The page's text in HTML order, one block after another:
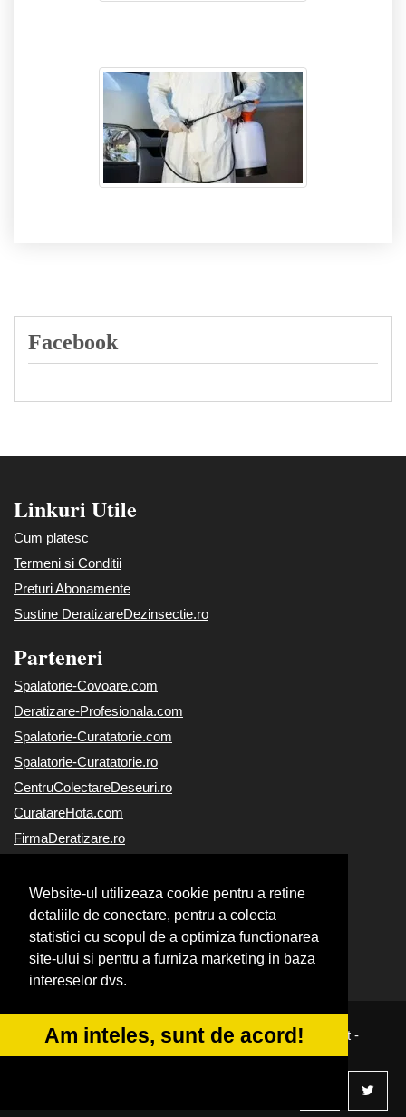
Website-ul utilizeaza cookie pentru a retine
detaliile de conectare, pentru a colecta
statistici cu scopul de a optimiza functionarea
site-ului si pentru a furniza marketing in baza
intereselor dvs.
Am inteles, sunt de acord!
Facebook
Linkuri Utile
Cum platesc
Termeni si Conditii
Preturi Abonamente
Sustine DeratizareDezinsectie.ro
Parteneri
Spalatorie-Covoare.com
Deratizare-Profesionala.com
Spalatorie-Curatatorie.com
Spalatorie-Curatatorie.ro
CentruColectareDeseuri.ro
CuratareHota.com
FirmaDeratizare.ro
Alpinist-Utilitar.com
Curatenie-Generala.com
Servicii-DDD.com
Servicii-Deratizare.com
© 2014-2026 |Powered byVilonMedia &Tokaido Consult -
ANPC SOL
FacebookTwitter